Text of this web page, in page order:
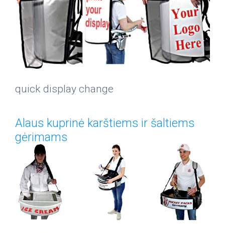
quick display change
Alaus kuprinė karštiems ir šaltiems
gėrimams